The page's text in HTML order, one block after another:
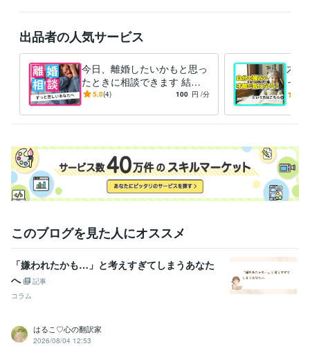
受賞歴
え！ 1日でポイポイ物を手放せるようになる８つの考え方
だするな お金の攻略本 起業家アカデミー 優秀賞受賞 経営者限定！
本の書き方セミナー
左右極限合宿 セミナーブートキャンプ　MVP
資格・検定
運転免許 取得年 : 2008年
古物商 取得年 : 2016年
出品者の人気サービス
今日、離婚したいかもと思っ
たときに相談できます 結婚
相談所運営経験者/プロのカ
5.0(4) 100 円 /分
才能
った
自信
な方
このブログを見た人にオススメ
「嫌われたかも…」と考えすぎてしまうあなた
へ
記事
コラム
はるこ♡心の翻訳家
2026/08/04 12:53